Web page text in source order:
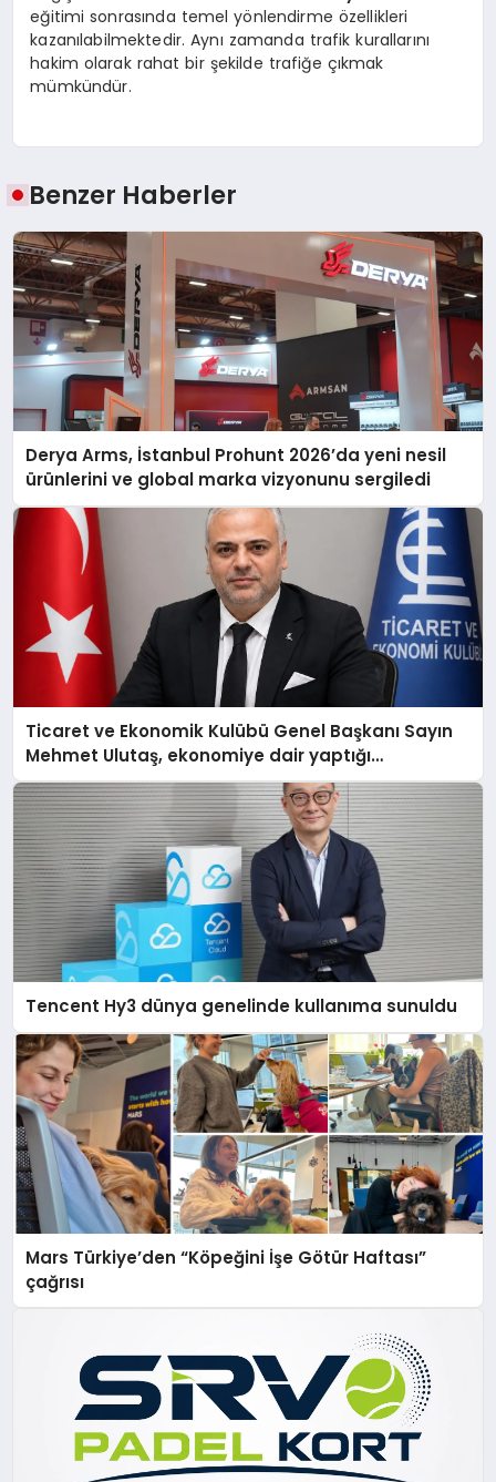
eğitimi sonrasında temel yönlendirme özellikleri
kazanılabilmektedir. Aynı zamanda trafik kurallarını
hakim olarak rahat bir şekilde trafiğe çıkmak
mümkündür.
Benzer Haberler
Derya Arms, İstanbul Prohunt 2026’da yeni nesil
ürünlerini ve global marka vizyonunu sergiledi
Ticaret ve Ekonomik Kulübü Genel Başkanı Sayın
Mehmet Ulutaş, ekonomiye dair yaptığı
açıklamada şunları kaydetti:
Tencent Hy3 dünya genelinde kullanıma sunuldu
Mars Türkiye’den “Köpeğini İşe Götür Haftası”
çağrısı